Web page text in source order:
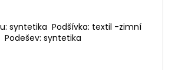
syntetika Podšívka: textil -zimní
Podešev: syntetika